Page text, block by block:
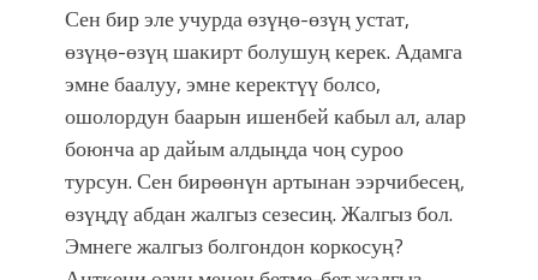
Сен бир эле учурда өзүңө-өзүң устат,
өзүңө-өзүң шакирт болушуң керек. Адамга
эмне баалуу, эмне керектүү болсо,
ошолордун баарын ишенбей кабыл ал, алар
боюнча ар дайым алдыңда чоң суроо
турсун. Сен бирөөнүн артынан ээрчибесең,
өзүңдү абдан жалгыз сезесиң. Жалгыз бол.
Эмнеге жалгыз болгондон коркосуң?